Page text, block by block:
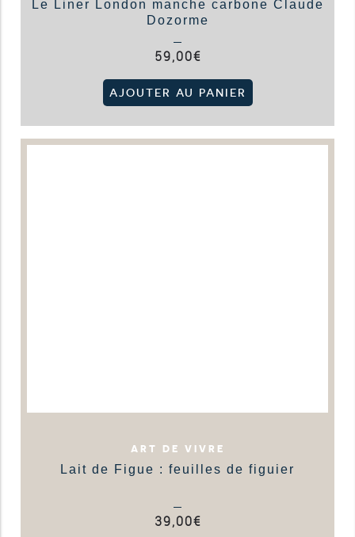
Le Liner London manche carbone Claude
Dozorme
59,00€
AJOUTER AU PANIER
ART DE VIVRE
Lait de Figue : feuilles de figuier
39,00€